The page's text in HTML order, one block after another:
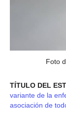
Foto
TÍTULO DEL
variante de la
asociación de